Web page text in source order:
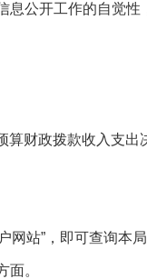
公开工作的自觉
财政拨款收入支出
网站”，即可查询本
。